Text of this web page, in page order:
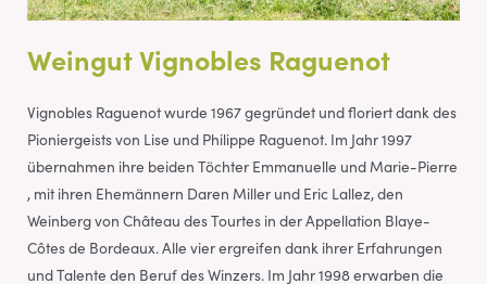
Weingut Vignobles Raguenot
Vignobles Raguenot wurde 1967 gegründet und floriert dank des
Pioniergeists von Lise und Philippe Raguenot. Im Jahr 1997
übernahmen ihre beiden Töchter Emmanuelle und Marie-Pierre
, mit ihren Ehemännern Daren Miller und Eric Lallez, den
Weinberg von Château des Tourtes in der Appellation Blaye-
Côtes de Bordeaux. Alle vier ergreifen dank ihrer Erfahrungen
und Talente den Beruf des Winzers. Im Jahr 1998 erwarben die